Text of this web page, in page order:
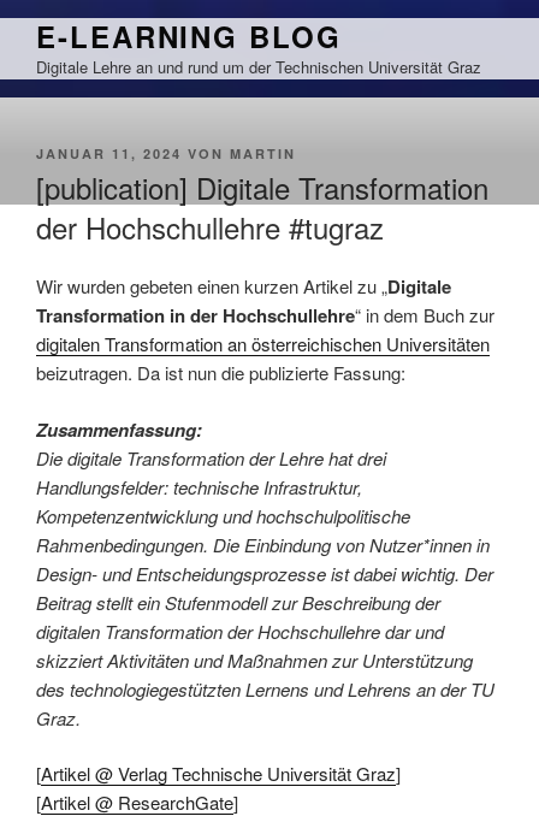
Zum
springen
E-LEARNING BLOG
Digitale Lehre an und rund um der Technischen Universität Graz
VERÖFFENTLICHT
JANUAR 11, 2024 VON MARTIN
[publication] Digitale Transformation
der Hochschullehre #tugraz
Wir wurden gebeten einen kurzen Artikel zu „Digitale
Transformation in der Hochschullehre“ in dem Buch zur
digitalen Transformation an österreichischen Universitäten
beizutragen. Da ist nun die publizierte Fassung:
Zusammenfassung:
Die digitale Transformation der Lehre hat drei
Handlungsfelder: technische Infrastruktur,
Kompetenzentwicklung und hochschulpolitische
Rahmenbedingungen. Die Einbindung von Nutzer*innen in
Design- und Entscheidungsprozesse ist dabei wichtig. Der
Beitrag stellt ein Stufenmodell zur Beschreibung der
digitalen Transformation der Hochschullehre dar und
skizziert Aktivitäten und Maßnahmen zur Unterstützung
des technologiegestützten Lernens und Lehrens an der TU
Graz.
[Artikel @ Verlag Technische Universität Graz]
[Artikel @ ResearchGate]